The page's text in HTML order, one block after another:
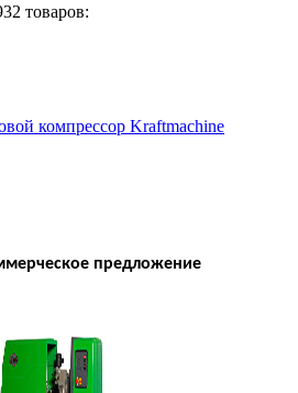
товаров:
компрессор Kraftmaсhine
предложение